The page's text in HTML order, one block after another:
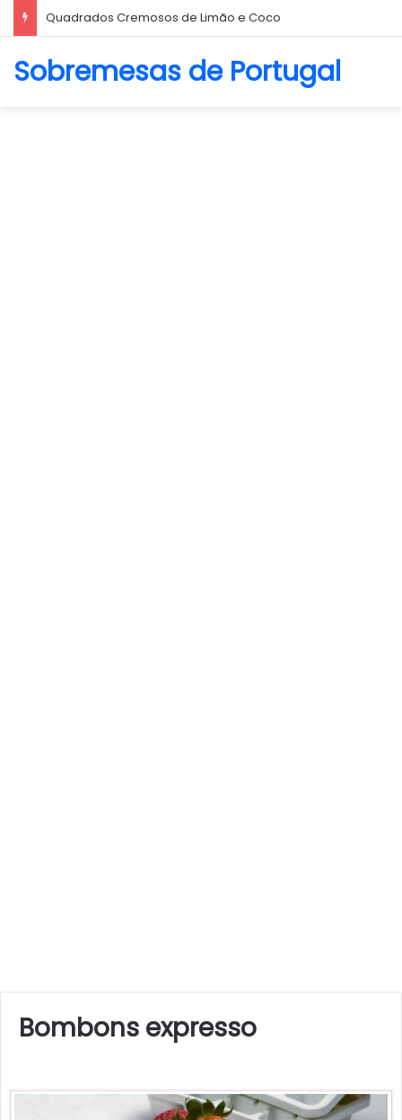
Biscoito Amanteigado
Sobremesas de Portugal
Bombons expresso